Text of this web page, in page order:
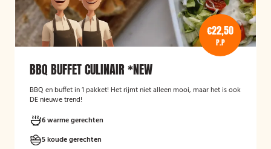
€22,50
P.P
BBQ BUFFET CULINAIR *NEW
BBQ en buffet in 1 pakket! Het rijmt niet alleen mooi, maar het is ook
DE nieuwe trend!
6 warme gerechten
5 koude gerechten